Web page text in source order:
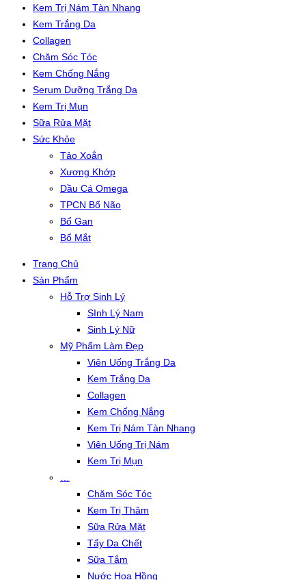
Kem Trị Nám Tàn Nhang
Kem Trắng Da
Collagen
Chăm Sóc Tóc
Kem Chống Nắng
Serum Dưỡng Trắng Da
Kem Trị Mụn
Sữa Rửa Mặt
Sức Khỏe
Tảo Xoắn
Xương Khớp
Dầu Cá Omega
TPCN Bổ Não
Bổ Gan
Bổ Mắt
Trang Chủ
Sản Phẩm
Hỗ Trợ Sinh Lý
SInh Lý Nam
Sinh Lý Nữ
Mỹ Phẩm Làm Đẹp
Viên Uống Trắng Da
Kem Trắng Da
Collagen
Kem Chống Nắng
Kem Trị Nám Tàn Nhang
Viên Uống Trị Nám
Kem Trị Mụn
Chăm Sóc Tóc
Kem Trị Thâm
Sữa Rửa Mặt
Tẩy Da Chết
Sữa Tắm
Nước Hoa Hồng